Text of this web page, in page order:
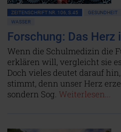
ZEITENSCHRIFT NR. 106, S.45 GESUNDHEIT
WASSER
Forschung: Das Herz
Wenn die Schulmedizin die
erklären will, vergleicht sie
Doch vieles deutet darauf
stimmt, denn unser Herz
sondern Sog. Weiterlesen...